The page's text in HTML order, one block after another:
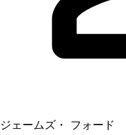
ジェームズ・ フォード